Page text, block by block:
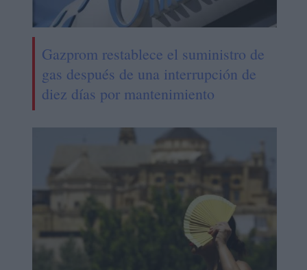
Gazprom restablece el suministro de
gas después de una interrupción de
diez días por mantenimiento